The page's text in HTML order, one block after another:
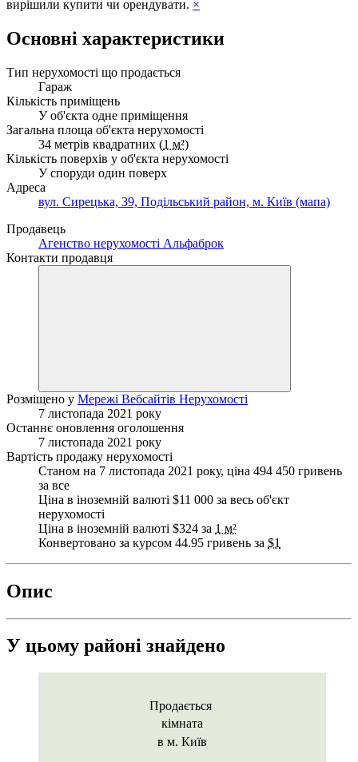
вирішили купити чи орендувати. ×
Основні характеристики
Тип нерухомості що продається
Гараж
Кількість приміщень
У об'єкта одне приміщення
Загальна площа об'єкта нерухомості
34 метрів квадратних (1 м²)
Кількість поверхів у об'єкта нерухомості
У споруди один поверх
Адреса
вул. Сирецька, 39, Подільський район, м. Київ (мапа)
Продавець
Агенство нерухомості Альфаброк
Контакти продавця
Розміщено у Мережі Вебсайтів Нерухомості
7 листопада 2021 року
Останнє оновлення оголошення
7 листопада 2021 року
Вартість продажу нерухомості
Станом на 7 листопада 2021 року, ціна 494 450 гривень
за все
Ціна в іноземній валюті $11 000 за весь об'єкт
нерухомості
Ціна в іноземній валюті $324 за 1 м²
Конвертовано за курсом 44.95 гривень за $1
Опис
У цьому районі знайдено
Продається
кімната
в м. Київ